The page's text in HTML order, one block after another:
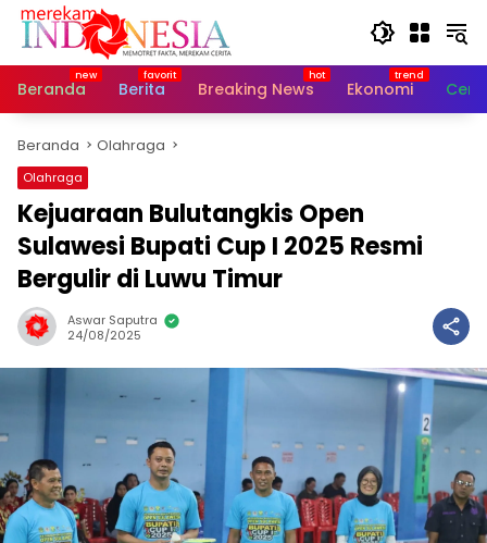
Langsung
Beranda
Berita Breaking News Ekonomi
Beranda Olahraga
Olahraga
Kejuaraan Bulutangkis Open
Sulawesi Bupati Cup I 2025 Resmi
Bergulir di Luwu Timur
Aswar Saputra
24/08/2025